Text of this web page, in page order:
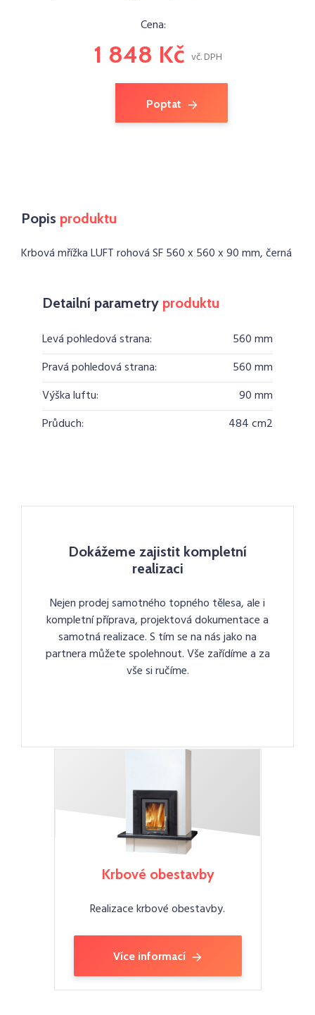
Cena:
1 848 Kč vč. DPH
Poptat
Popis produktu
Krbová mřížka LUFT rohová SF 560 x 560 x 90 mm, černá
Detailní parametry produktu
Levá pohledová strana:
560 mm
Pravá pohledová strana:
560 mm
Výška luftu:
90 mm
Průduch:
484 cm2
Dokážeme zajistit kompletní
realizaci
Nejen prodej samotného topného tělesa, ale i
kompletní příprava, projektová dokumentace a
samotná realizace. S tím se na nás jako na
partnera můžete spolehnout. Vše zařídíme a za
vše si ručíme.
Krbové obestavby
Realizace krbové obestavby.
Více informací